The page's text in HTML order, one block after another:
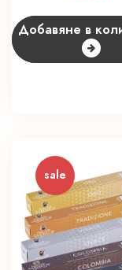
7,75 €
(15.16
лв.).
Добавяне в
sale